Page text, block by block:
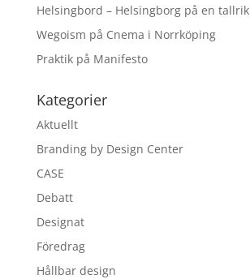
Helsingbord – Helsingborg på en tallrik
Wegoism på Cnema i Norrköping
Praktik på Manifesto
Kategorier
Aktuellt
Branding by Design Center
CASE
Debatt
Designat
Föredrag
Hållbar design